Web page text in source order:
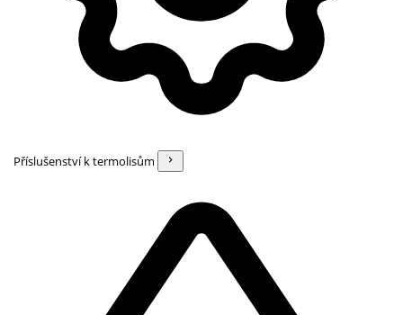
Příslušenství k termolisům